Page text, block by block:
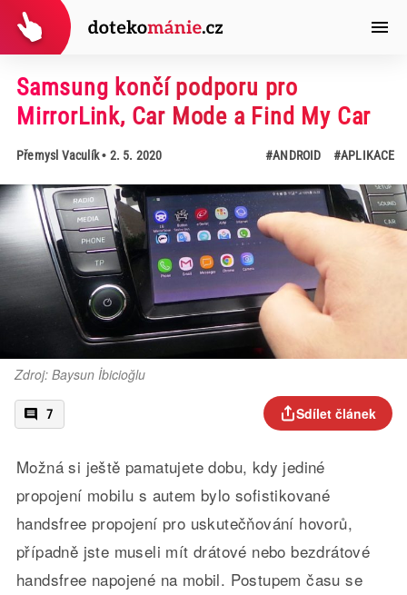
Samsung končí podporu pro
MirrorLink, Car Mode a Find My Car
Přemysl Vaculík• 2. 5. 2020 #ANDROID #APLIKACE
Zdroj: Baysun İbicioğlu
7 Sdílet článek
Možná si ještě pamatujete dobu, kdy jediné
propojení mobilu s autem bylo sofistikované
handsfree propojení pro uskutečňování hovorů,
případně jste museli mít drátové nebo bezdrátové
handsfree napojené na mobil. Postupem času se